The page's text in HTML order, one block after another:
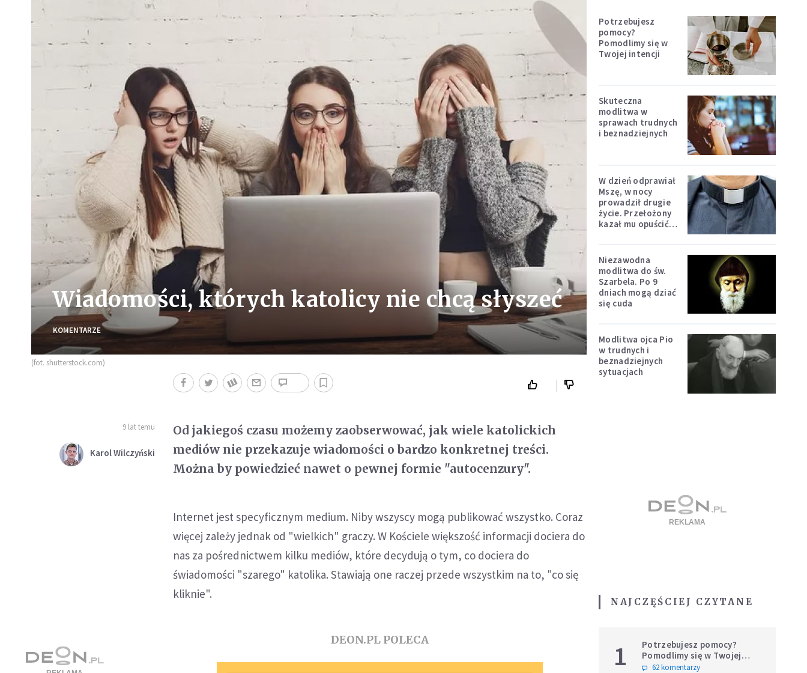
Wiadomości, których katolicy nie chcą słyszeć
KOMENTARZE
(fot. shutterstock.com)
9 lat temu
Karol Wilczyński
Od jakiegoś czasu możemy zaobserwować, jak wiele katolickich
mediów nie przekazuje wiadomości o bardzo konkretnej treści.
Można by powiedzieć nawet o pewnej formie "autocenzury".
Internet jest specyficznym medium. Niby wszyscy mogą publikować wszystko. Coraz
więcej zależy jednak od "wielkich" graczy. W Kościele większość informacji dociera do
nas za pośrednictwem kilku mediów, które decydują o tym, co dociera do
świadomości "szarego" katolika. Stawiają one raczej przede wszystkim na to, "co się
kliknie".
DEON.PL POLECA
Potrzebujesz
pomocy?
Pomodlimy się w
Twojej intencji
Skuteczna
modlitwa w
sprawach trudnych
i beznadziejnych
W dzień odprawiał
Mszę, w nocy
prowadził drugie
życie. Przełożony
kazał mu opuścić
Niezawodna
modlitwa do św.
Szarbela. Po 9
dniach mogą dziać
się cuda
Modlitwa ojca Pio
w trudnych i
beznadziejnych
sytuacjach
NAJCZĘŚCIEJ CZYTANE
1
Potrzebujesz pomocy?
Pomodlimy się w Twojej
intencji
62 komentarzy